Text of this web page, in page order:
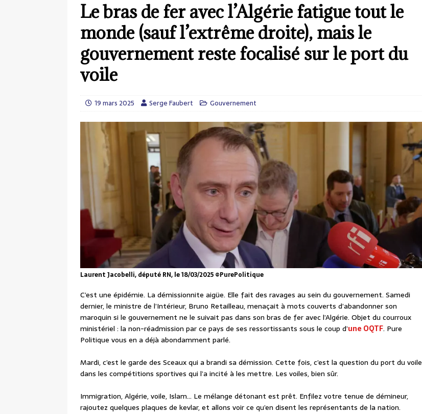
Le bras de fer avec l’Algérie fatigue tout le
monde (sauf l’extrême droite), mais le
gouvernement reste focalisé sur le port du
voile
19 mars 2025 Serge Faubert Gouvernement
Laurent Jacobelli, député RN, le 18/03/2025 ©PurePolitique
C’est une épidémie. La démissionnite aigüe. Elle fait des ravages au sein du gouvernement. Samedi
dernier, le ministre de l’Intérieur, Bruno Retailleau, menaçait à mots couverts d’abandonner son
maroquin si le gouvernement ne le suivait pas dans son bras de fer avec l’Algérie. Objet du courroux
ministériel : la non-réadmission par ce pays de ses ressortissants sous le coup d’une OQTF. Pure
Politique vous en a déjà abondamment parlé.
Mardi, c’est le garde des Sceaux qui a brandi sa démission. Cette fois, c’est la question du port du voile
dans les compétitions sportives qui l’a incité à les mettre. Les voiles, bien sûr.
Immigration, Algérie, voile, Islam… Le mélange détonant est prêt. Enfilez votre tenue de démineur,
rajoutez quelques plaques de kevlar, et allons voir ce qu’en disent les représentants de la nation.